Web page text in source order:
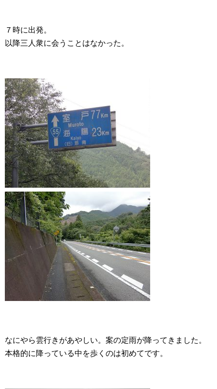
７時に出発。
以降三人衆に会うことはなかった。
なにやら雲行きがあやしい。案の定雨が降ってきました。
本格的に降っている中を歩くのは初めてです。